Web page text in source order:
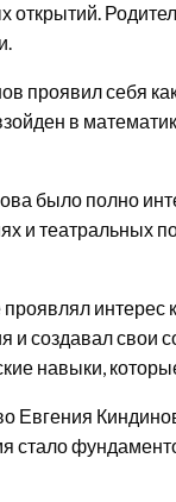
открытий.
проявил себя
в
было полно
и театральных
проявлял
и создавал свои
навыки,
Евгения
стало